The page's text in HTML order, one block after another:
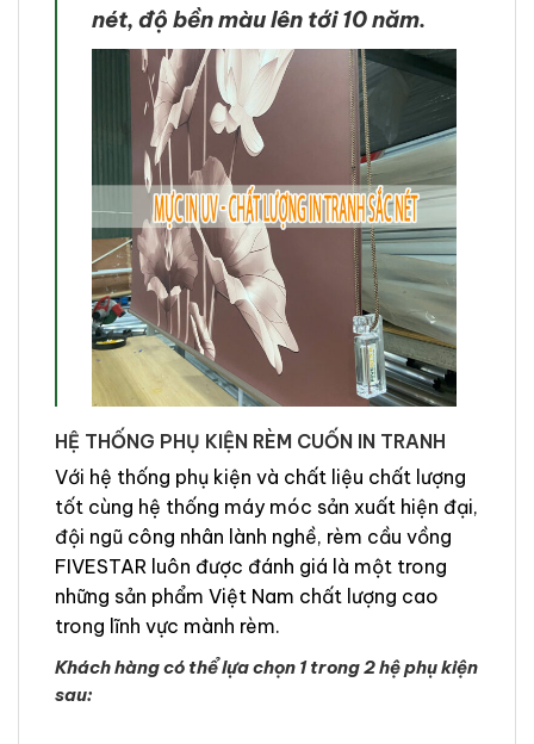
nét, độ bền màu lên tới 10 năm.
HỆ THỐNG PHỤ KIỆN RÈM CUỐN IN TRANH
Với hệ thống phụ kiện và chất liệu chất lượng
tốt cùng hệ thống máy móc sản xuất hiện đại,
đội ngũ công nhân lành nghề, rèm cầu vồng
FIVESTAR luôn được đánh giá là một trong
những sản phẩm Việt Nam chất lượng cao
trong lĩnh vực mành rèm.
Khách hàng có thể lựa chọn 1 trong 2 hệ phụ kiện
sau: